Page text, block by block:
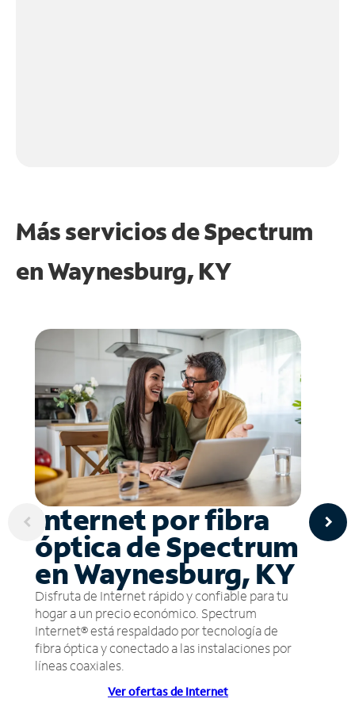
Más servicios de Spectrum
enWaynesburg, KY
Internet por fibra
óptica de Spectrum
en Waynesburg, KY
Disfruta de Internet rápido y confiable para tu
hogar a un precio económico. Spectrum
Internet® está respaldado por tecnología de
fibra óptica y conectado a las instalaciones por
líneas coaxiales.
Ver ofertas de Internet